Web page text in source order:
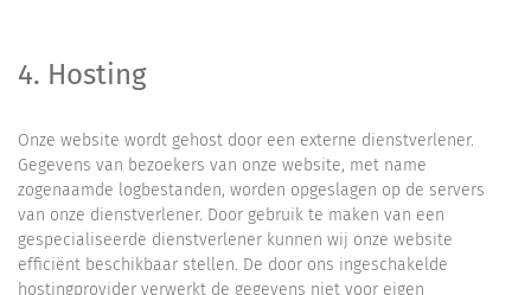
4. Hosting
Onze website wordt gehost door een externe dienstverlener.
Gegevens van bezoekers van onze website, met name
zogenaamde logbestanden, worden opgeslagen op de servers
van onze dienstverlener. Door gebruik te maken van een
gespecialiseerde dienstverlener kunnen wij onze website
efficiënt beschikbaar stellen. De door ons ingeschakelde
hostingprovider verwerkt de gegevens niet voor eigen